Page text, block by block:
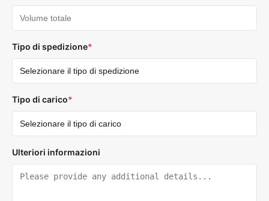
Tipo di spedizione*
Tipo di carico*
Ulteriori informazioni